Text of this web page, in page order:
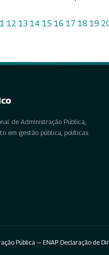
12 13 14 15 16 17 18 19
de Administração Pública,
em gestão pública, políticas
Pública — ENAP. Declaração de